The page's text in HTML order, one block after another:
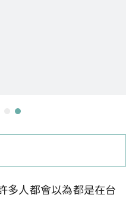
多人都會以為都是在台